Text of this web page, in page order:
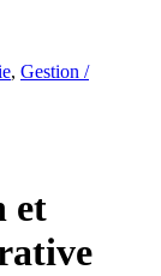
, Gestion /
et